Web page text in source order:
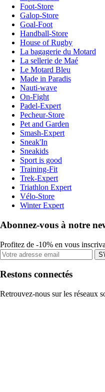
Foot-Store
Galop-Store
Goal-Foot
Handball-Store
House of Rugby
La bagagerie du Motard
La sellerie de Maé
Le Motard Bleu
Made in Paradis
Nauti-wave
On-Fight
Padel-Expert
Pecheur-Store
Pet and Garden
Smash-Expert
Sneak'In
Sneakids
Sport is good
Training-Fit
Trek-Expert
Triathlon Expert
Vélo-Store
Winter Expert
Abonnez-vous à notre
Profitez de -10% en vous
Restons connectés
Retrouvez-nous sur les réseaux